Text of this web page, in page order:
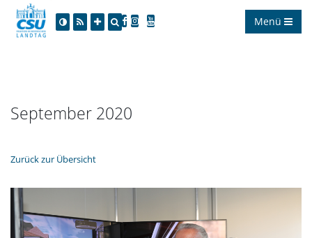
Menü
September 2020
Zurück zur Übersicht